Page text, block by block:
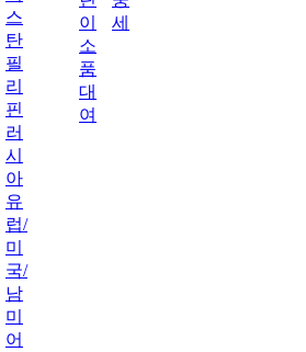
스
탄
필
리
핀
러
시
아
유
럽/
미
국/
남
미
어
이
소
품
대
여
세